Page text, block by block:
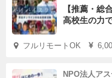
【推薦・総
高校生の力
フルリモートOK
NPO法人ア